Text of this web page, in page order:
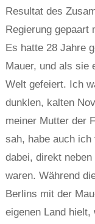
Resultat des
Regierung gepaart
Es hatte 28 Jahre
Mauer, und als sie
Welt gefeiert. Ich
dunklen, kalten
meiner Mutter der
sah, habe auch
dabei, direkt
waren. Während
Berlins mit der
eigenen Land